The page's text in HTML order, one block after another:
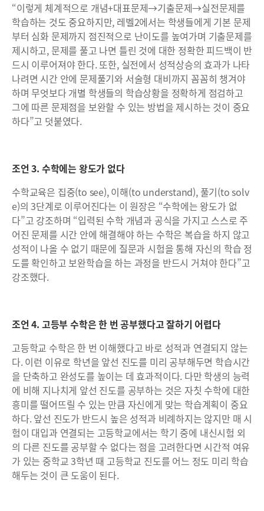
“이렇게 체계적으로 개념+대표문제→기출문제→실전문제를
학습하는 것도 중요하지만, 레벨2에서는 학생들에게 기본 문제
부터 심화 문제까지 점진적으로 난이도를 높여가며 기출문제를
제시하고, 문제를 풀고 나면 틀린 것에 대한 정확한 피드백이 반
드시 이루어져야 한다. 또한, 실전에서 성적상승의 효과가 나타
나려면 시간 안에 문제풀기와 서술형 대비까지 꼼꼼히 챙겨야
하며 무엇보다 개별 학생들의 학습상황을 정확하게 점검하고
그에 따른 문제점을 보완할 수 있는 방법을 제시하는 것이 중요
하다”고 덧붙였다.
조언 3. 수학에는 왕도가 없다
수학교육은 집중(to see), 이해(to understand), 풀기(to solv
e)의 3단계로 이루어진다는 이 원장은 “수학에는 왕도가 없
다”고 강조하며 “입력된 수학 개념과 공식을 가지고 스스로 주
어진 문제를 시간 안에 해결해야 하는 수학은 복습을 하지 않고
성적이 나올 수 없기 때문에 질문과 시험을 통해 자신의 학습 정
도를 확인하고 보완학습을 하는 과정을 반드시 거쳐야 한다”고
강조했다.
조언 4. 고등부 수학은 한 번 공부했다고 잘하기 어렵다
고등학교 수학은 한 번 이해했다고 바로 성적과 연결되지 않는
다. 이런 이유로 학년을 앞선 진도를 미리 공부해두면 학습시간
을 단축하고 완성도를 높이는 데 효과적이다. 다만 학생의 능력
에 비해 지나치게 앞선 진도를 공부하는 것은 자칫 수학에 대한
흥미를 떨어뜨릴 수 있는 만큼 자신에게 맞는 학습계획이 중요
하다. 앞선 진도가 반드시 높은 성적과 비례하지는 않지만 매 시
험이 대입과 연결되는 고등학교에서는 학기 중에 내신시험 외
의 다른 진도를 공부할 수 없다는 점을 고려한다면 시간적 여유
가 있는 중학교 3학년 때 고등학교 진도를 어느 정도 미리 학습
해두는 것이 큰 도움이 된다.